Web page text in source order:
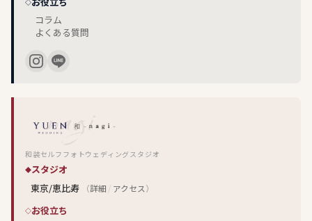
コラム
よくある質問
和装セルフフォトウェディングスタジオ
スタジオ
東京/恵比寿
（詳細 / アクセス）
お役立ち